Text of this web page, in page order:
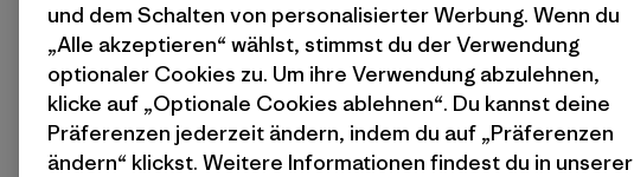
und dem Schalten von personalisierter Werbung. Wenn du
„Alle akzeptieren“ wählst, stimmst du der Verwendung
optionaler Cookies zu. Um ihre Verwendung abzulehnen,
klicke auf „Optionale Cookies ablehnen“. Du kannst deine
Präferenzen jederzeit ändern, indem du auf „Präferenzen
ändern“ klickst. Weitere Informationen findest du in unserer